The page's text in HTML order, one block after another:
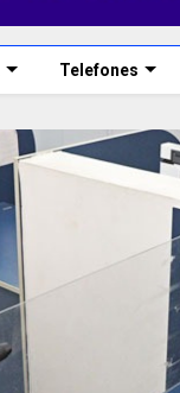
Telefones